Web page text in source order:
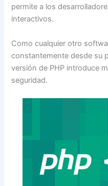
permite a los
interactivos.
Como cualquier otro
constantemente desde su
versión de PHP introduce
seguridad.